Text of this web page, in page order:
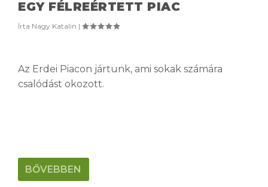
EGY FÉLREÉRTETT PIAC
Írta Nagy Katalin |
Az Erdei Piacon jártunk, ami sokak számára
csalódást okozott.
BŐVEBBEN